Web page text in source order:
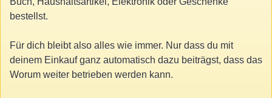
bestellst.
Für dich bleibt also alles wie immer. Nur dass du mit
deinem Einkauf ganz automatisch dazu beiträgst, dass das
Worum weiter betrieben werden kann.